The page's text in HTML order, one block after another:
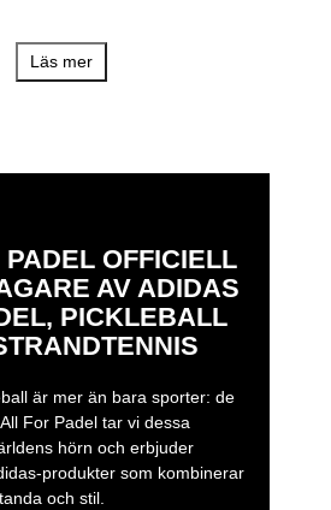
for its
rackets designed to provide a
progression in the sport.
Läs mer
OFFICIELL
AV ADIDAS
PICKLEBALL
är mer än bara sporter: de
For Padel tar vi dessa
hörn och erbjuder
produkter som kombinerar
och stil.